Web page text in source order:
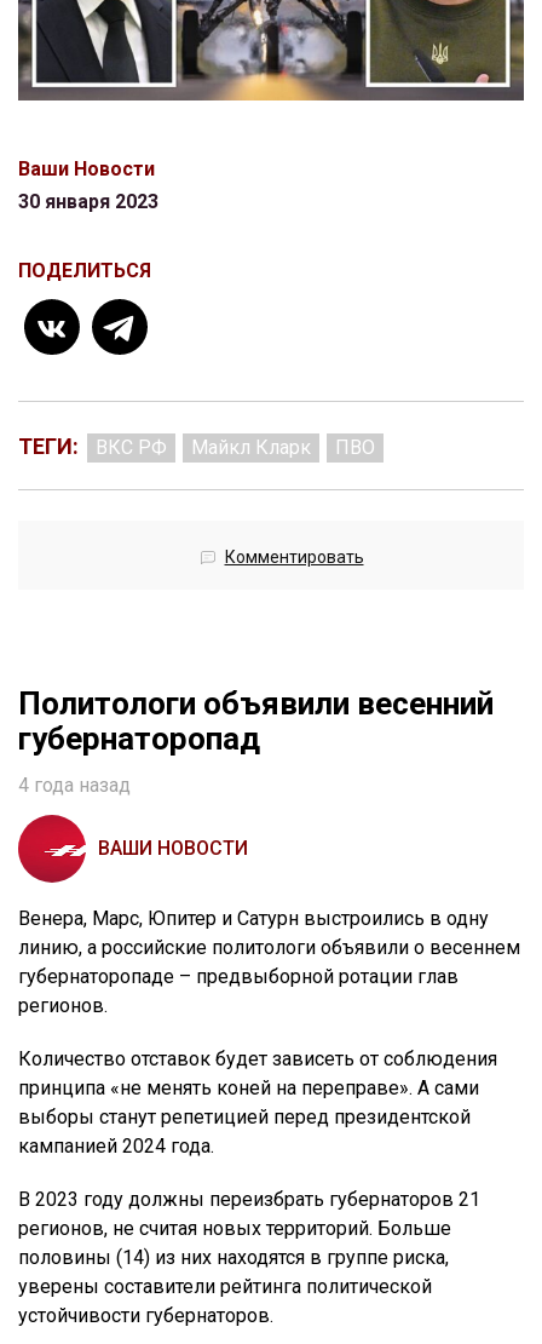
Ваши Новости
30 января 2023
ПОДЕЛИТЬСЯ
ТЕГИ: ВКС РФ Майкл Кларк ПВО
Комментировать
Политологи объявили весенний
губернаторопад
4 года назад
ВАШИ НОВОСТИ
Венера, Марс, Юпитер и Сатурн выстроились в одну
линию, а российские политологи объявили о весеннем
губернаторопаде – предвыборной ротации глав
регионов.
Количество отставок будет зависеть от соблюдения
принципа «не менять коней на переправе». А сами
выборы станут репетицией перед президентской
кампанией 2024 года.
В 2023 году должны переизбрать губернаторов 21
регионов, не считая новых территорий. Больше
половины (14) из них находятся в группе риска,
уверены составители рейтинга политической
устойчивости губернаторов.